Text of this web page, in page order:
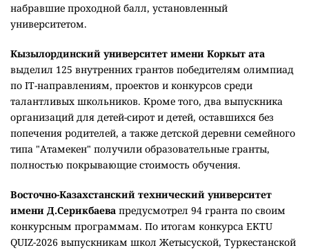
конкурсе на государственный образовательный грант, и
набравшие проходной балл, установленный
Кызылординский университет имени Коркыт ата
выделил 125 внутренних грантов победителям олимпиад
по IT-направлениям, проектов и конкурсов среди
талантливых школьников. Кроме того, два выпускника
организаций для детей-сирот и детей, оставшихся без
попечения родителей, а также детской деревни семейного
типа "Атамекен" получили образовательные гранты,
Восточно-Казахстанский технический университет
имени Д.Серикбаевапредусмотрел 94 гранта по своим
конкурсным программам. По итогам конкурса EKTU